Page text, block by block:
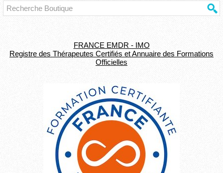
FRANCE EMDR - IMO
Registre des Thérapeutes Certifiés et Annuaire des Formations
Officielles